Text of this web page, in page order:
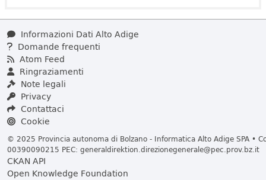
Informazioni Dati Alto Adige
Domande frequenti
Atom Feed
Ringraziamenti
Note legali
Privacy
Contattaci
Cookie
© 2025 Provincia autonoma di Bolzano - Informatica Alto Adige SPA •
00390090215 PEC: generaldirektion.direzionegenerale@pec.prov.bz.it
CKAN API
Open Knowledge Foundation